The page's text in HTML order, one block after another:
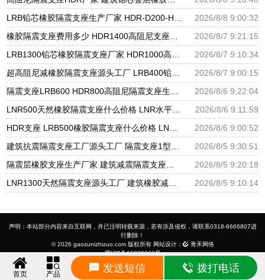
LRB铅芯橡胶隔震支座生产厂家 HDR-D200-H高阻尼橡胶隔震支座源头工厂 建筑用隔震支座多少钱
2026/8/8 9:00:32
橡胶隔震支座费用多少 HDR1400高阻尼支座生产厂家 橡胶隔震支座D400
2026/8/7 9:21:15
LRB1300铅芯橡胶隔震支座厂家 HDR1000高阻尼建筑隔震支座 建筑钢结构支座厂家电话
2026/8/7 9:10:34
超高阻尼减橡胶隔震支座源头工厂 LRB400铅芯支座源头工厂 HDR1500橡胶隔震支座生产厂家
2026/8/7 9:00:15
隔震支座LRB600 HDR800高阻尼隔震支座生产厂家 建筑橡胶隔震支座LNRD420源头工厂
2026/8/6 9:22:04
LNR500天然橡胶隔震支座什么价格 LNR水平力分散隔震支座源头工厂 建筑铅芯隔振支座
2026/8/6 9:11:59
HDR支座 LRB500橡胶隔震支座什么价格 LNR900隔震支座
2026/8/6 9:00:52
建筑抗震隔震支座工厂源头工厂 隔震支座1型厂家 500%隔震支座源头工厂
2026/8/5 9:30:51
隔震层橡胶支座生产厂家 建筑减震隔震支座工厂厂家 摩擦摆减隔震型支座生产厂家
2026/8/5 9:20:18
LNR1300天然隔震支座源头工厂 建筑橡胶减隔震支座 抗震支座厂家电话
2026/8/5 9:10:14
首页 产品 发送短信 拨打电话
声明：本站部分内容来自互联网，并已注明转载来源，若有涉及侵权，请联系0318-6666807进
行删除！
© 2026 gaozunizhizuo.com 版权所有 网站设计：
青禾网络
冀ICP备16028262号
友情链接：
建筑隔震支座 建筑减隔震 高阻尼隔震支座 摩擦摆隔震支座 建筑减震支座
高阻尼支座
铅芯隔震支座
铅芯橡胶支座 HDR隔震支座 LNR橡胶支座 LRB隔震支座 LRB铅芯支座 LRB橡胶